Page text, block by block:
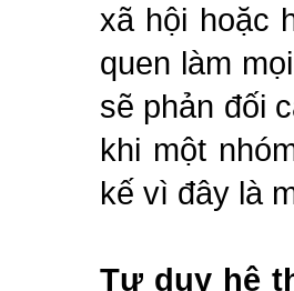
xã hội hoặc
quen làm
sẽ phản đối
khi một
kế vì đây là
Tư duy hệ